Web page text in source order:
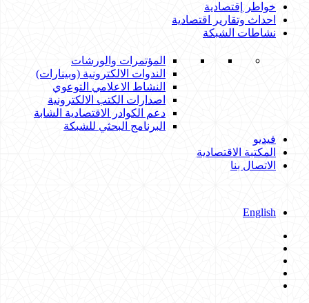
خواطر إقتصادية
احداث وتقارير اقتصادية
نشاطات الشبكة
المؤتمرات والورشات
الندوات الالكترونية (وبينارات)
النشاط الاعلامي التوعوي
اصدارات الكتب الالكترونية
دعم الكوادر الاقتصادية الشابة
البرنامج البحثي للشبكة
فيديو
المكتبة الاقتصادية
الاتصال بنا
English